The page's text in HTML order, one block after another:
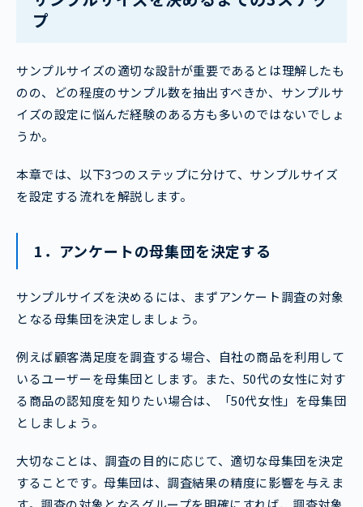
プ
サンプルサイズの適切な設計が重要であるとは理解したも
のの、どの程度のサンプル数を抽出すべきか、サンプルサ
イズの設定に悩んだ経験のある方も多いのではないでしょ
うか。
本章では、以下3つのステップに分けて、サンプルサイズ
を設定する流れを解説します。
1．アンケートの母集団を決定する
サンプルサイズを決めるには、まずアンケート調査の対象
となる母集団を決定しましょう。
例えば顧客満足度を調査する場合、自社の商品を利用して
いるユーザーを母集団とします。また、50代の女性に対す
る商品の認知度を知りたい場合は、「50代女性」を母集団
としましょう。
大切なことは、調査の目的に応じて、適切な母集団を決定
することです。母集団は、調査結果の精度に影響を与えま